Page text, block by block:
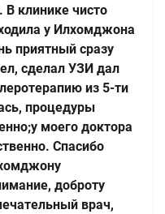
клинике чисто
у Илхомджона
приятный сразу
сделал УЗИ дал
из 5-ти
процедуры
моего доктора
Спасибо
доброту
врач,